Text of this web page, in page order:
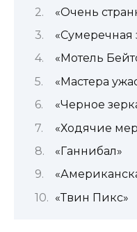
«Очень
«Сумеречная
«Мотель
«Мастера
«Черное
«Ходячие
«Ганнибал»
«Твин Пикс»